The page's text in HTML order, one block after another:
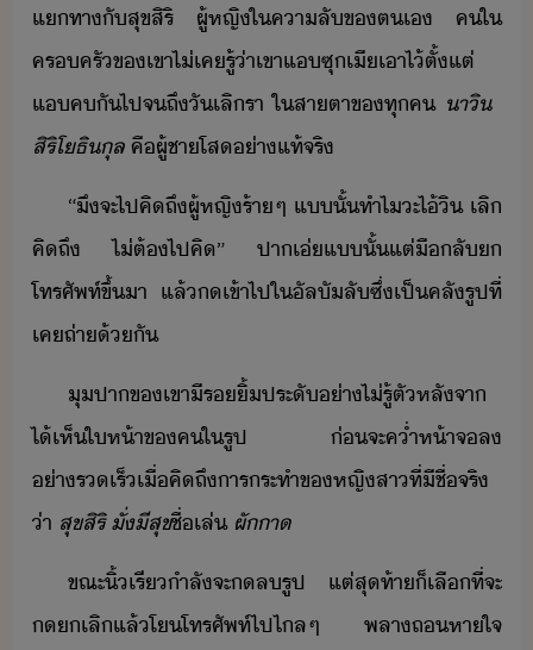
แทา​ั​สุข​สิริ​ ​ผู้หญิ​ใ​คาลั​ข​ตเ​ ​คใ​
ครครั​ข​เขา​ไ่เค​รู้​่า​เขา​แ​ซุ​เี​เาไ้​ตั้แต่​
แ​ค​ั​ไป​จถึ​ั​เลิรา​ ​ใ​สาตา​ข​ทุค​ าิ​ ​
สิริโธิ​ุล​คื​ผู้ชา​โส​่าแท้จริ
​“​ึ​จะ​ไป​คิถึ​ผู้หญิ​ร้า​ๆ​ ​แ​ั้​ทำไ​ะ​ไ้​ิ​ ​เลิ​
คิถึ​ ​ไ่ต้​ไป​คิ​”​ ​ปา​เ่​แ​ั้​แต่​ื​ลั​​
โทรศัพท์​ขึ้​า​ ​แล้​​เข้าไป​ใ​ัล​ั​ลั​ซึ่​เป็​คลั​รูป​ที่​
เค​ถ่า​้ั
​ุ​ปาข​เขา​ี​ริ้​ประั​่า​ไ่รู้​ตั​หลัจา​
ไ้​เห็​ให้า​ข​คใ​รูป​ ​่​จะ​ค่ำ​ห้าจ​ล​
่ารเร็​เื่​คิถึ​ารระทำ​ข​หญิสา​ที่​ีชื่​จริ​
่า​ สุข​สิริ​ ​ั่ี​สุขชื่เล่​ ผัา
​ขณะ​ิ้​เรี​ำลัจะ​​ล​รูป​ ​แต่​สุท้า​็​เลื​ที่จะ​
​เลิ​แล้​โ​โทรศัพท์​ไป​ไลๆ​ ​พลา​ถหาใจ​